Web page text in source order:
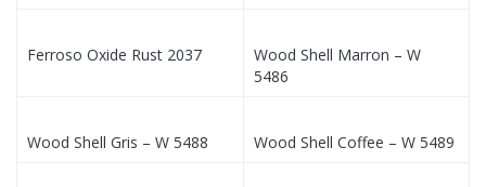
Ferroso Oxide Rust 2037
Wood Shell Marron – W
5486
Wood Shell Gris – W 5488 Wood Shell Coffee – W 5489